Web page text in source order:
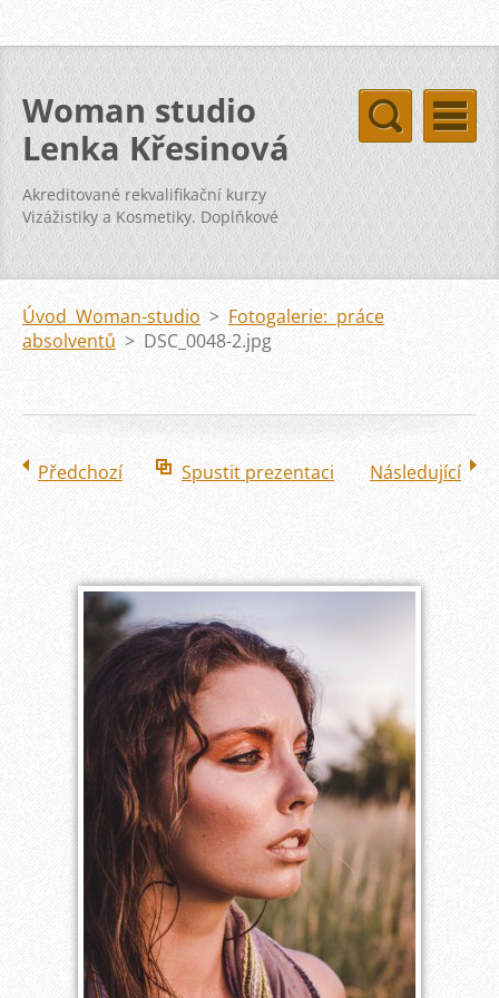
Woman studio
Lenka Křesinová
Akreditované rekvalifikační kurzy
Vizážistiky a Kosmetiky. Doplňkové
kurzy svatba vizáž kosmetika pleť
Úvod Woman-studio > Fotogalerie: práce
absolventů > DSC_0048-2.jpg
Předchozí Spustit prezentaci Následující